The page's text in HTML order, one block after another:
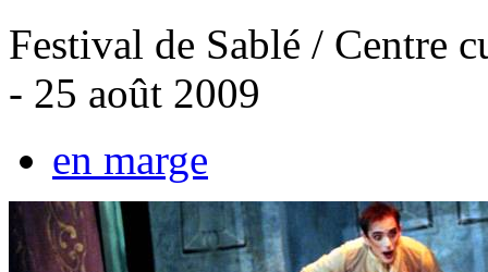
Festival de Sablé / Centre
- 25 août 2009
en marge